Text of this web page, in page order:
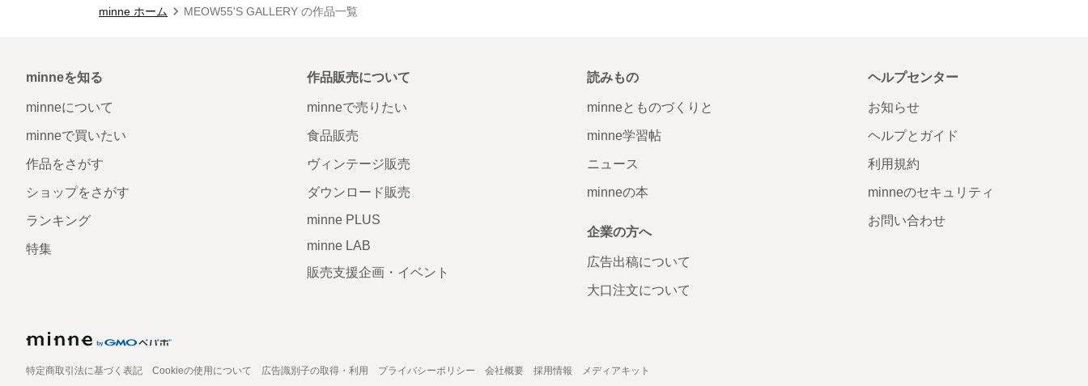
minne ホーム MEOW55'S GALLERY の作品一覧
minneを知る
minneについて
minneで買いたい
作品をさがす
ショップをさがす
ランキング
特集
作品販売について
minneで売りたい
食品販売
ヴィンテージ販売
ダウンロード販売
minne PLUS
minne LAB
販売支援企画・イベント
読みもの
minneとものづくりと
minne学習帖
ニュース
minneの本
企業の方へ
広告出稿について
大口注文について
ヘルプセンター
お知らせ
ヘルプとガイド
利用規約
minneのセキュリティ
お問い合わせ
特定商取引法に基づく表記 Cookieの使用について 広告識別子の取得・利用 プライバシーポリシー 会社概要 採用情報 メディアキット